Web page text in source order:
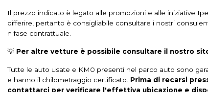
Climatizzatore automatico Climatizzatore automatico a due
Illuminazione bagagliaio Impianto audio bang & olufsen
Il prezzo indicato è legato alle promozioni e alle iniziative
differire, pertanto è consigliabile consultare i nostri
n fase contrattuale.
💡 Per altre vetture è possibile consultare il nostro
Tutte le auto usate e KM0 presenti nel parco auto sono
e hanno il chilometraggio certificato. Prima di recarsi
contattarci per verificare l'effettiva ubicazione e